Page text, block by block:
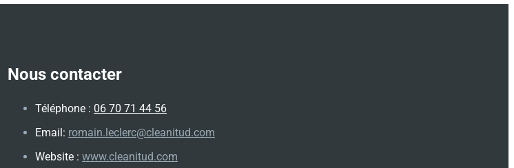
Nous contacter
Téléphone : 06 70 71 44 56
Email: romain.leclerc@cleanitud.com
Website : www.cleanitud.com